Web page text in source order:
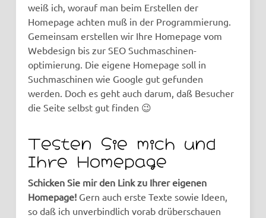
weiß ich, worauf man beim Erstellen der
Homepage achten muß in der Programmierung.
Gemeinsam erstellen wir Ihre Homepage vom
Webdesign bis zur SEO Suchmaschinen­
optimierung. Die eigene Homepage soll in
Suchmaschinen wie Google gut gefunden
werden. Doch es geht auch darum, daß Besucher
die Seite selbst gut finden 😉
Testen Sie mich und
Ihre Homepage
Schicken Sie mir den Link zu Ihrer eigenen
Homepage! Gern auch erste Texte sowie Ideen,
so daß ich unverbindlich vorab drüberschauen